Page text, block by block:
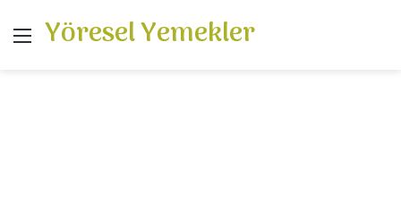
Menü
Yöresel Yemekler